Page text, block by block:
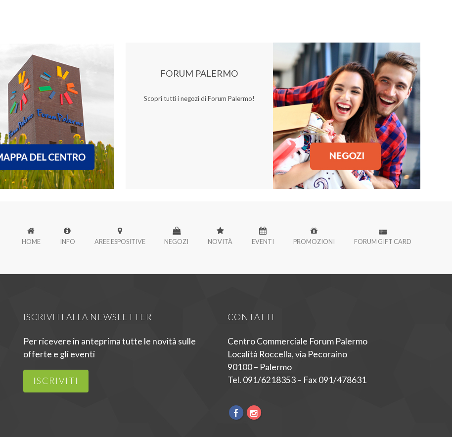
FORUM PALERMO
Scopri tutti i negozi di Forum Palermo!
HOME INFO AREE ESPOSITIVE NEGOZI NOVITÀ EVENTI PROMOZIONI FORUM GIFT CARD
ISCRIVITI ALLA NEWSLETTER
Per ricevere in anteprima tutte le novità sulle
offerte e gli eventi
ISCRIVITI
CONTATTI
Centro Commerciale Forum Palermo
Località Roccella, via Pecoraino
90100 – Palermo
Tel. 091/6218353 – Fax 091/478631